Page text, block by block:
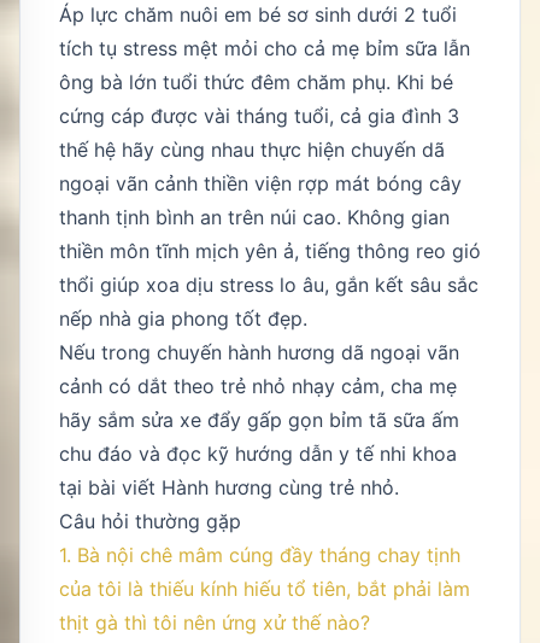
Áp lực chăm nuôi em bé sơ sinh dưới 2 tuổi
tích tụ stress mệt mỏi cho cả mẹ bỉm sữa lẫn
ông bà lớn tuổi thức đêm chăm phụ. Khi bé
cứng cáp được vài tháng tuổi, cả gia đình 3
thế hệ hãy cùng nhau thực hiện chuyến dã
ngoại vãn cảnh thiền viện rợp mát bóng cây
thanh tịnh bình an trên núi cao. Không gian
thiền môn tĩnh mịch yên ả, tiếng thông reo gió
thổi giúp xoa dịu stress lo âu, gắn kết sâu sắc
nếp nhà gia phong tốt đẹp.
Nếu trong chuyến hành hương dã ngoại vãn
cảnh có dắt theo trẻ nhỏ nhạy cảm, cha mẹ
hãy sắm sửa xe đẩy gấp gọn bỉm tã sữa ấm
chu đáo và đọc kỹ hướng dẫn y tế nhi khoa
tại bài viết Hành hương cùng trẻ nhỏ.
Câu hỏi thường gặp
1. Bà nội chê mâm cúng đầy tháng chay tịnh
của tôi là thiếu kính hiếu tổ tiên, bắt phải làm
thịt gà thì tôi nên ứng xử thế nào?